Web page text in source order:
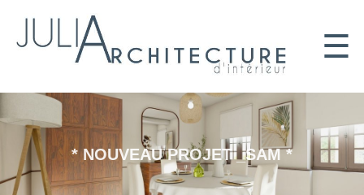
☰
* NOUVEAU PROJET _SAM *